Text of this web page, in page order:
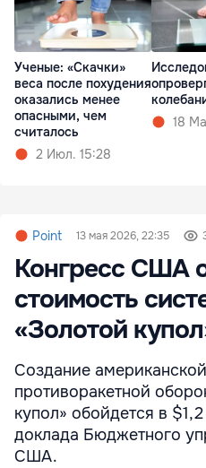
Ученые: «Скачки»
веса после похудения
оказались менее
опасными, чем
считалось
2 Июл. 15:28
18
Point 13 мая 2026, 22:35
Конгресс США
стоимость
«Золотой
Создание
противоракетной
купол» обойдется в
доклада Бюджетного
США.